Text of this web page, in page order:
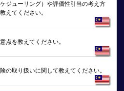
ジューリング）や評価性引当の考え方
えてください。
点を教えてください。
の取り扱いに関して教えてください。